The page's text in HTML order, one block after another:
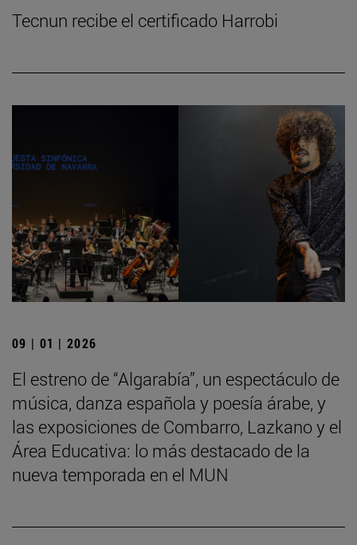
Tecnun recibe el certificado Harrobi
09 | 01 | 2026
El estreno de “Algarabía”, un espectáculo de
música, danza española y poesía árabe, y
las exposiciones de Combarro, Lazkano y el
Área Educativa: lo más destacado de la
nueva temporada en el MUN